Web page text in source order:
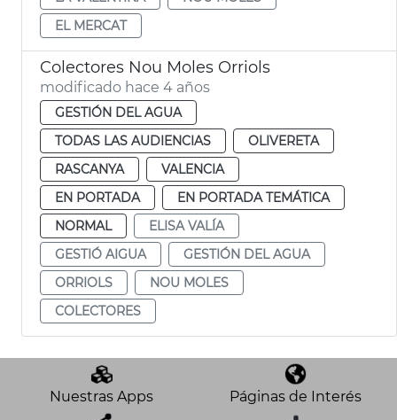
EL MERCAT
Colectores Nou Moles Orriols
modificado hace 4 años
GESTIÓN DEL AGUA
TODAS LAS AUDIENCIAS
OLIVERETA
RASCANYA
VALENCIA
EN PORTADA
EN PORTADA TEMÁTICA
NORMAL
ELISA VALÍA
GESTIÓ AIGUA
GESTIÓN DEL AGUA
ORRIOLS
NOU MOLES
COLECTORES
Nuestras Apps Páginas de Interés